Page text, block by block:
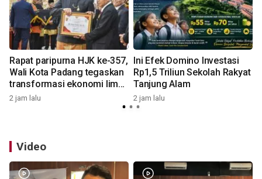
Rapat paripurna HJK ke-357,
Wali Kota Padang tegaskan
transformasi ekonomi lima
tahun kedepan
2 jam lalu
Ini Efek Domino Investasi
Rp1,5 Triliun Sekolah Rakyat
Tanjung Alam
2 jam lalu
Video